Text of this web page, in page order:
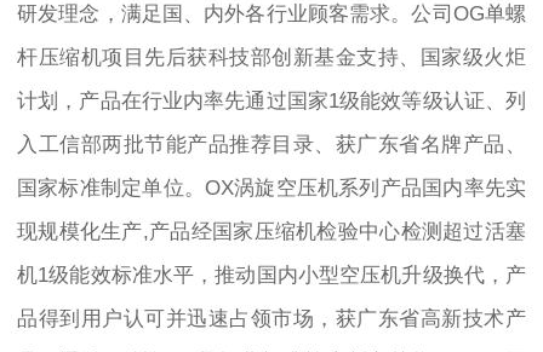
研发理念，满足国、内外各行业顾客需求。公司OG单螺
杆压缩机项目先后获科技部创新基金支持、国家级火炬
计划，产品在行业内率先通过国家1级能效等级认证、列
入工信部两批节能产品推荐目录、获广东省名牌产品、
国家标准制定单位。OX涡旋空压机系列产品国内率先实
现规模化生产,产品经国家压缩机检验中心检测超过活塞
机1级能效标准水平，推动国内小型空压机升级换代，产
品得到用户认可并迅速占领市场，获广东省高新技术产